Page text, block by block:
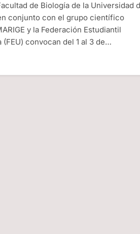
de Biología de la Universidad
conjunto con el grupo científico
y la Federación Estudiantil
(FEU) convocan del 1 al 3 de…